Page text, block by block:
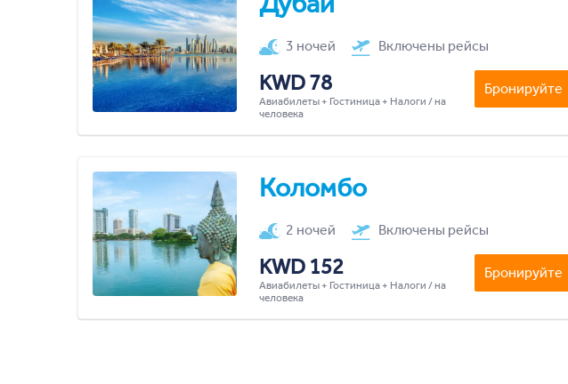
3 ночей Включены рейсы
KWD 78
Авиабилеты + Гостиница + Налоги / на
человека
Бронируйте
Коломбо
2 ночей Включены рейсы
KWD 152
Авиабилеты + Гостиница + Налоги / на
человека
Бронируйте